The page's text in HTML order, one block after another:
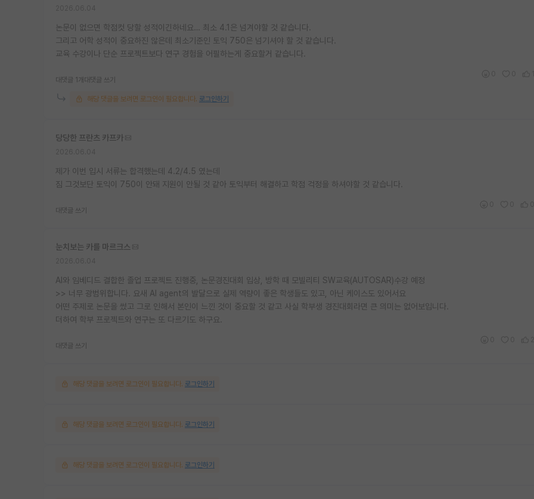
논문이 없으면 학점컷 당할 성적이긴하네요… 최소 4.1은 넘겨야할 것 같습니다.
그리고 어학 성적이 중요하진 않은데 최소기준인 토익 750은 넘기셔야 할 것 같습니다.
교육 수강이나 단순 프로젝트보다 연구 경험을 어필하는게 중요할거 같습니다.
대댓글 1개 대댓글 쓰기
해당 댓글을 보려면 로그인이 필요합니다. 로그인하기
당당한 프란츠 카프카
제가 이번 입시 서류는 합격했는데 4.2/4.5 였는데
짐 그것보단 토익이 750이 안돼 지원이 안될 것 같아 토익부터 해결하고 학점 걱정을 하셔야할 것 같습니다.
대댓글 쓰기
눈치보는 카를 마르크스
AI와 임베디드 결합한 졸업 프로젝트 진행중, 논문경진대회 입상, 방학 때 모빌리티 SW교육(AUTOSAR)수강 예정
>> 너무 광범위합니다. 요새 AI agent의 발달으로 실제 역량이 좋은 학생들도 있고, 아닌 케이스도 있어서요
어떤 주제로 논문을 썼고 그로 인해서 본인이 느낀 것이 중요할 것 같고 사실 학부생 경진대회라면 큰 의미는 없어보입니다.
더하여 학부 프로젝트와 연구는 또 다르기도 하구요.
대댓글 쓰기
해당 댓글을 보려면 로그인이 필요합니다. 로그인하기
해당 댓글을 보려면 로그인이 필요합니다. 로그인하기
해당 댓글을 보려면 로그인이 필요합니다. 로그인하기